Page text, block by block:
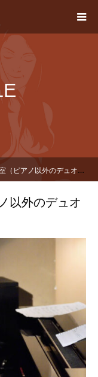
以外のデュオ練習も大歓迎♪）
以外のデュオ